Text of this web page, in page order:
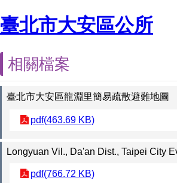
臺北市大安區公所
相關檔案
臺北市大安區龍淵里簡易疏散避難地圖
pdf(463.69 KB)
Longyuan Vil., Da'an Dist., Taipei City
pdf(766.72 KB)